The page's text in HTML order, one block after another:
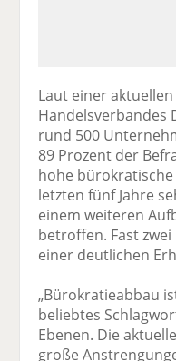
Laut einer
Handelsverbandes
rund 500
89 Prozent der
hohe
letzten fünf Jahre
einem weiteren
betroffen. Fast
einer deutlichen
„Bürokratieabbau
beliebtes
Ebenen. Die
große